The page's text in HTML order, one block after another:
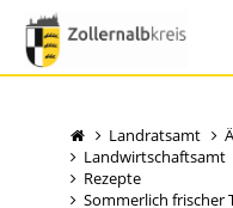
Landratsamt
Landwirtschaftsamt
Rezepte
Sommerlich frischer